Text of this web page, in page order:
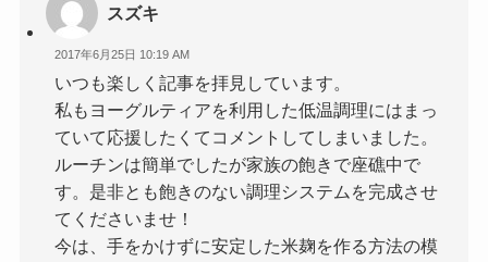
スズキ
2017年6月25日 10:19 AM
いつも楽しく記事を拝見しています。
私もヨーグルティアを利用した低温調理にはまっ
ていて応援したくてコメントしてしまいました。
ルーチンは簡単でしたが家族の飽きで座礁中で
す。是非とも飽きのない調理システムを完成させ
てくださいませ！
今は、手をかけずに安定した米麹を作る方法の模